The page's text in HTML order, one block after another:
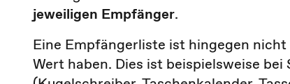
jeweiligen Empfänger.
Eine Empfängerliste ist hingegen
Wert haben. Dies ist beispielsweise